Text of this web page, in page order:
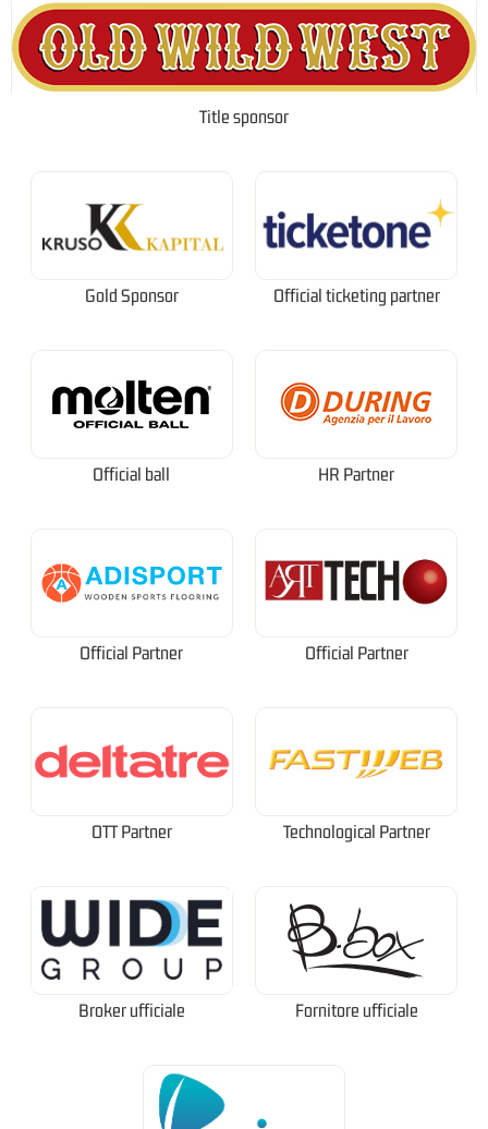
Title sponsor
Gold Sponsor Official ticketing partner
Official ball HR Partner
Official Partner Official Partner
OTT Partner Technological Partner
Broker ufficiale Fornitore ufficiale